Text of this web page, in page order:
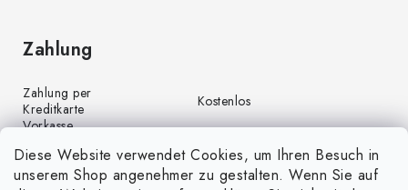
Diese Website verwendet Cookies, um Ihren Besuch in
unserem Shop angenehmer zu gestalten. Wenn Sie auf
Zahlung
Zahlung per
Kreditkarte
Kostenlos
Vorkasse
Zahlung per PayPal
Kostenlos
Nachnahme
€4,00